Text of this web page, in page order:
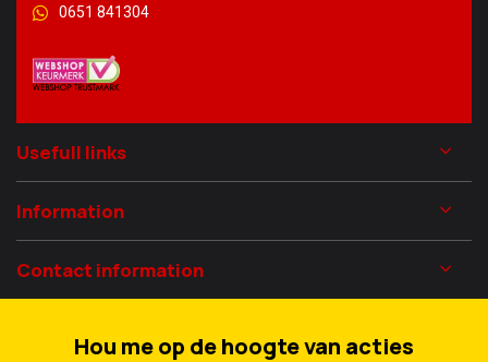
0651 841304
Usefull links
Information
Contact information
Hou me op de hoogte van acties